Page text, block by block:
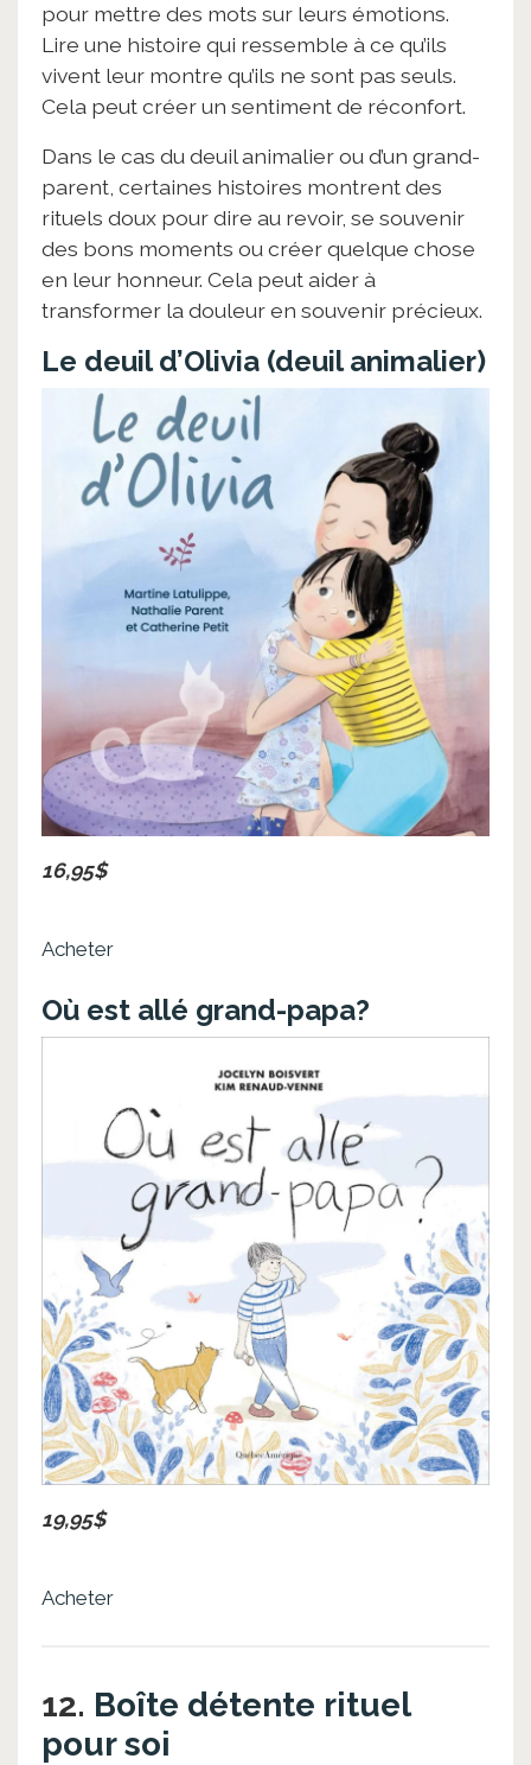
pour mettre des mots sur leurs émotions.
Lire une histoire qui ressemble à ce qu’ils
vivent leur montre qu’ils ne sont pas seuls.
Cela peut créer un sentiment de réconfort.
Dans le cas du deuil animalier ou d’un grand-
parent, certaines histoires montrent des
rituels doux pour dire au revoir, se souvenir
des bons moments ou créer quelque chose
en leur honneur. Cela peut aider à
transformer la douleur en souvenir précieux.
Le deuil d’Olivia (deuil animalier)
16,95$
Acheter
Où est allé grand-papa?
19,95$
Acheter
12. Boîte détente rituel
pour soi